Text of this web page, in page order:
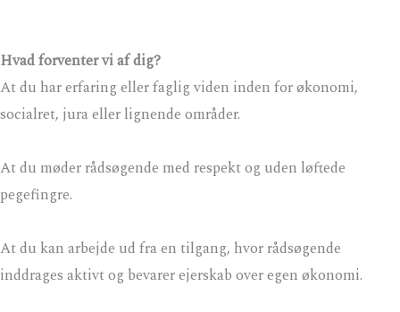
Hvad forventer vi af dig?
At du har erfaring eller faglig viden inden for økonomi,
socialret, jura eller lignende områder.
At du møder rådsøgende med respekt og uden løftede
pegefingre.
At du kan arbejde ud fra en tilgang, hvor rådsøgende
inddrages aktivt og bevarer ejerskab over egen økonomi.